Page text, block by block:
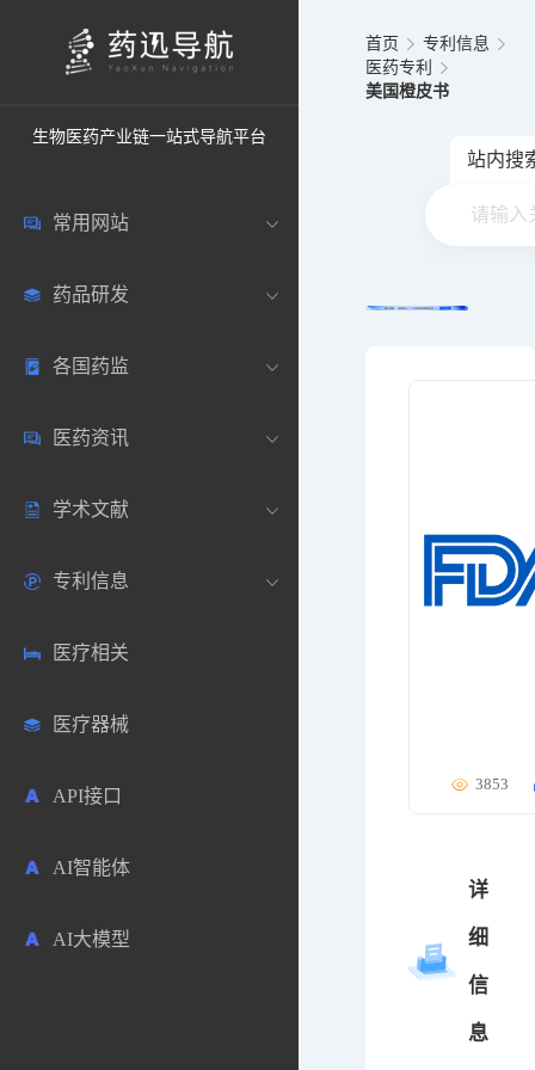
生物医药产业链一站式导航平台
常用网站
中国常用
药圈资讯
邮箱登录
药典网站
药品研发
药研数据库
药品说明书
药物临床
生物数据库
药品市场信息
合成化工
药物分析
毒性数据库
原辅料包材
各国药监
中国
美国
欧洲
日本
其他各国
医药资讯
医药新闻
医药论坛
药研咨询
医药科普
学术文献
学术搜索
SciHub文献
文献下载
文献管理
专利信息
各国专利局官方查询
医药专利
商业专利数据库
免费专利库
医疗相关
医疗器械
API接口
AI智能体
AI大模型
首页
专利信息
医药专利
美国橙皮书
站内搜
3853
详
细
信
息